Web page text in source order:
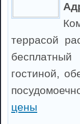
террасой
гостиной,
цены